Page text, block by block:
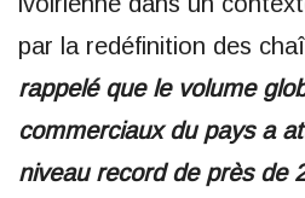
par la redéfinition des
rappelé que le volume
commerciaux du pays a
niveau record de près de